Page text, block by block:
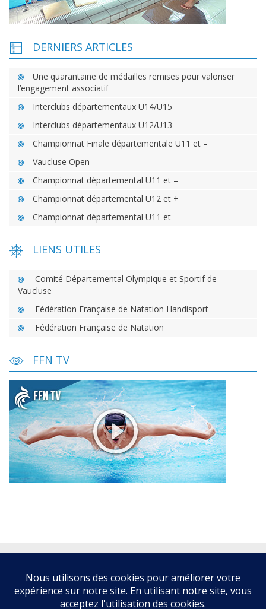
DERNIERS ARTICLES
Une quarantaine de médailles remises pour valoriser
l’engagement associatif
Interclubs départementaux U14/U15
Interclubs départementaux U12/U13
Championnat Finale départementale U11 et –
Vaucluse Open
Championnat départemental U11 et –
Championnat départemental U12 et +
Championnat départemental U11 et –
LIENS UTILES
Comité Départemental Olympique et Sportif de
Vaucluse
Fédération Française de Natation Handisport
Fédération Française de Natation
FFN TV